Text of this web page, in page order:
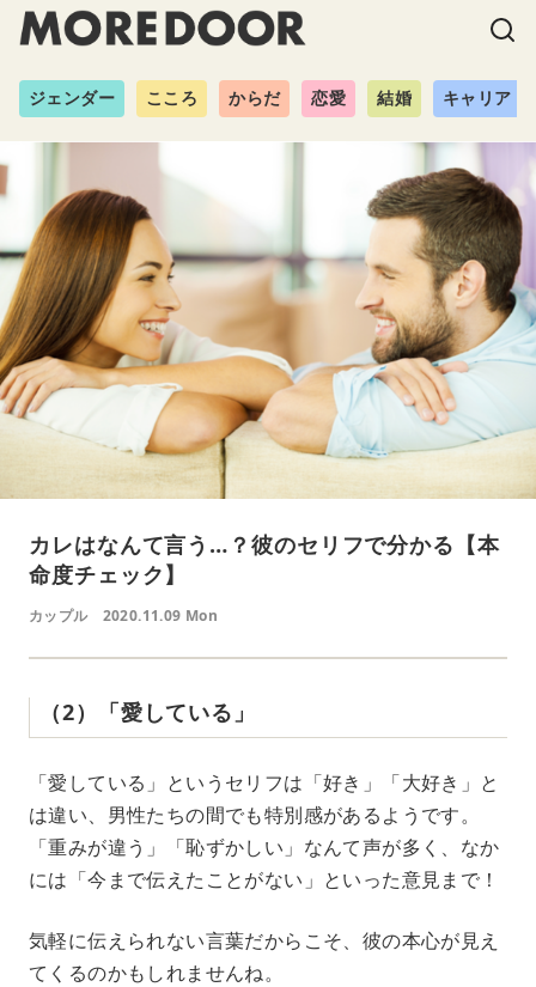
ジェンダー こころ からだ 恋愛 結婚 キャリア
カレはなんて言う…？彼のセリフで分かる【本
命度チェック】
カップル 2020.11.09 Mon
（2）「愛している」
「愛している」というセリフは「好き」「大好き」と
は違い、男性たちの間でも特別感があるようです。
「重みが違う」「恥ずかしい」なんて声が多く、なか
には「今まで伝えたことがない」といった意見まで！
気軽に伝えられない言葉だからこそ、彼の本心が見え
てくるのかもしれませんね。